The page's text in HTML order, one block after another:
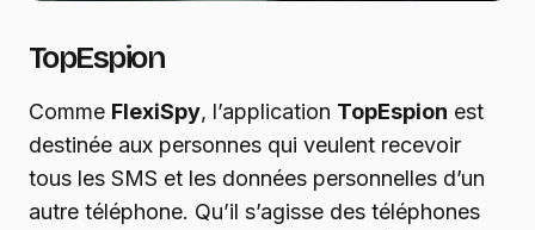
TopEspion
Comme FlexiSpy, l’application TopEspion est
destinée aux personnes qui veulent recevoir
tous les SMS et les données personnelles d’un
autre téléphone. Qu’il s’agisse des téléphones